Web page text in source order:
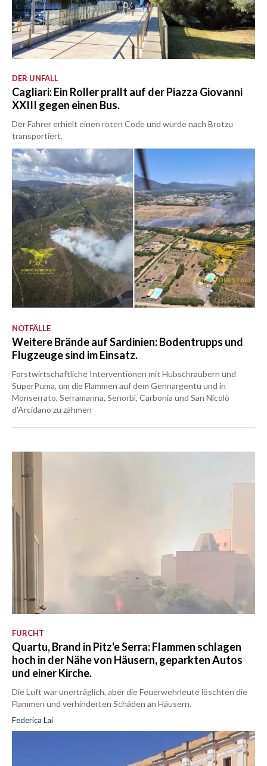
DER UNFALL
Cagliari: Ein Roller prallt auf der Piazza Giovanni
XXIII gegen einen Bus.
Der Fahrer erhielt einen roten Code und wurde nach Brotzu
transportiert.
NOTFÄLLE
Weitere Brände auf Sardinien: Bodentrupps und
Flugzeuge sind im Einsatz.
Forstwirtschaftliche Interventionen mit Hubschraubern und
SuperPuma, um die Flammen auf dem Gennargentu und in
Monserrato, Serramanna, Senorbì, Carbonia und San Nicolò
d'Arcidano zu zähmen
FURCHT
Quartu, Brand in Pitz'e Serra: Flammen schlagen
hoch in der Nähe von Häusern, geparkten Autos
und einer Kirche.
Die Luft war unerträglich, aber die Feuerwehrleute löschten die
Flammen und verhinderten Schäden an Häusern.
Federica Lai